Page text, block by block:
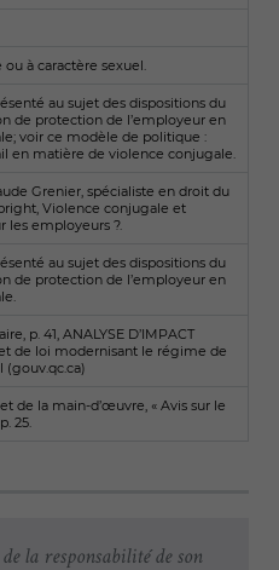
à caractère sexuel
au sujet des dispositions du
de protection de l’employeur en
voir ce modèle de politique :
en matière de violence conjugale
Grenier, spécialiste en droit du
Violence conjugale et
les employeurs ?.
au sujet des dispositions du
de protection de l’employeur en
p. 41, ANALYSE D’IMPACT
de loi modernisant le régime de
(gouv.qc.ca)
de la main-d’œuvre, « Avis sur le
25.
la responsabilité de son